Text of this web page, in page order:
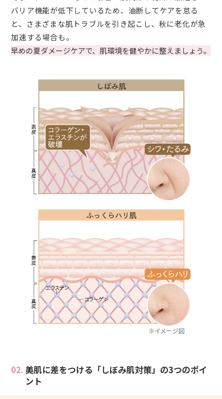
バリア機能が低下しているため、油断してケアを怠る
と、さまざまな肌トラブルを引き起こし、秋に老化が急
加速する場合も。
早めの夏ダメージケアで、肌環境を健やかに整えましょう。
02. 美肌に差をつける「しぼみ肌対策」の3つのポイ
ント